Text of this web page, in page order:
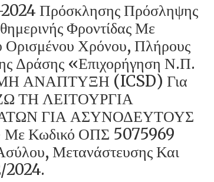
Πρόσκλησης Πρόσληψης
Φροντίδας Με
Ορισμένου Χρόνου, Πλήρους
Δράσης «Επιχορήγηση Ν.Π.
ΑΝΑΠΤΥΞΗ (ICSD) Για
ΤΗ ΛΕΙΤΟΥΡΓΙΑ
ΓΙΑ ΑΣΥΝΟΔΕΥΤΟΥΣ
Κωδικό ΟΠΣ 5075969
Μετανάστευσης Και
2024.